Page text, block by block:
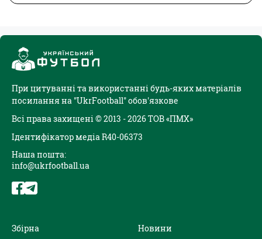
При цитуванні та використанні будь-яких матеріалів
посилання на "UkrFootball" обов'язкове
Всі права захищені © 2013 - 2026 ТОВ «ПМХ»
Ідентифікатор медіа R40-06373
Наша пошта:
info@ukrfootball.ua
Збірна
Новини